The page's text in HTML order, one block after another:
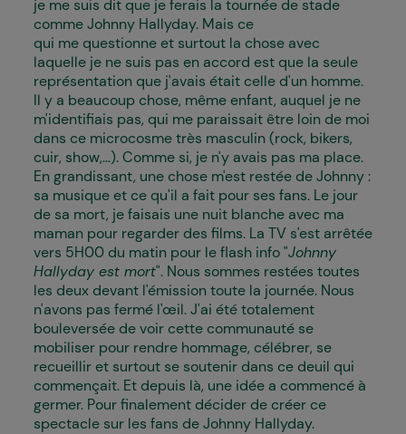
je me suis dit que je ferais la tournée de stade
comme Johnny Hallyday. Mais ce
qui me questionne et surtout la chose avec
laquelle je ne suis pas en accord est que la seule
représentation que j'avais était celle d'un homme.
Il y a beaucoup chose, même enfant, auquel je ne
m'identifiais pas, qui me paraissait être loin de moi
dans ce microcosme très masculin (rock, bikers,
cuir, show,...). Comme si, je n'y avais pas ma place.
En grandissant, une chose m'est restée de Johnny :
sa musique et ce qu'il a fait pour ses fans. Le jour
de sa mort, je faisais une nuit blanche avec ma
maman pour regarder des films. La TV s'est arrêtée
vers 5H00 du matin pour le flash info "Johnny
Hallyday est mort". Nous sommes restées toutes
les deux devant l'émission toute la journée. Nous
n'avons pas fermé l'œil. J'ai été totalement
bouleversée de voir cette communauté se
mobiliser pour rendre hommage, célébrer, se
recueillir et surtout se soutenir dans ce deuil qui
commençait. Et depuis là, une idée a commencé à
germer. Pour finalement décider de créer ce
spectacle sur les fans de Johnny Hallyday.